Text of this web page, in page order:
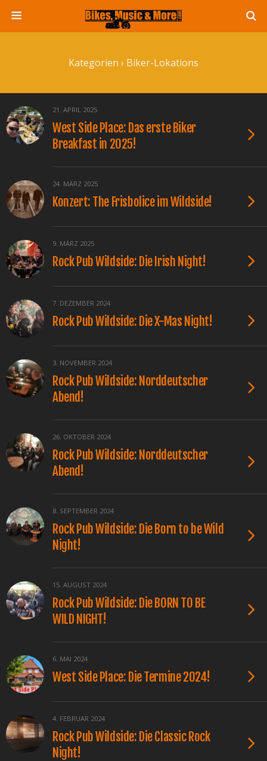
Kategorien › Biker-Lokations
21. APRIL 2025
West Side Place: Das erste Biker
Breakfast in 2025!
24. MÄRZ 2025
Konzert: The Frisbolice im Wildside!
9. MÄRZ 2025
Rock Pub Wildside: Die Irish Night!
7. DEZEMBER 2024
Rock Pub Wildside: Die X-Mas Night!
3. NOVEMBER 2024
Rock Pub Wildside: Norddeutscher
Abend!
26. OKTOBER 2024
Rock Pub Wildside: Norddeutscher
Abend!
8. SEPTEMBER 2024
Rock Pub Wildside: Die Born to be Wild
Night!
15. AUGUST 2024
Rock Pub Wildside: Die BORN TO BE
WILD NIGHT!
6. MAI 2024
West Side Place: Die Termine 2024!
4. FEBRUAR 2024
Rock Pub Wildside: Die Classic Rock
Night!